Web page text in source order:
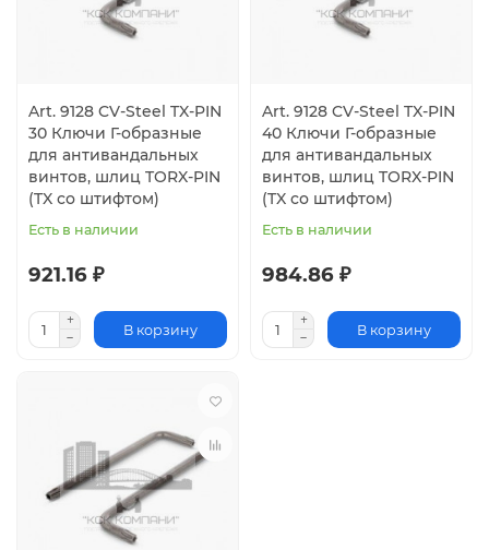
Art. 9128 CV-Steel TX-PIN
30 Ключи Г-образные
для антивандальных
винтов, шлиц TORX-PIN
(TX со штифтом)
Есть в наличии
921.16 ₽
В корзину
Art. 9128 CV-Steel TX-PIN
40 Ключи Г-образные
для антивандальных
винтов, шлиц TORX-PIN
(TX со штифтом)
Есть в наличии
984.86 ₽
В корзину